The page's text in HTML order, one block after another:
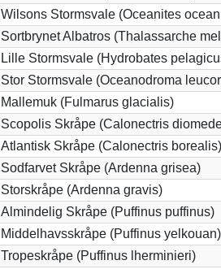
Wilsons Stormsvale (Oceanites
Sortbrynet Albatros (Thalassarche
Lille Stormsvale (Hydrobates
Stor Stormsvale (Oceanodroma
Mallemuk (Fulmarus glacialis)
Scopolis Skråpe (Calonectris
Atlantisk Skråpe (Calonectris borealis)
Sodfarvet Skråpe (Ardenna grisea)
Storskråpe (Ardenna gravis)
Almindelig Skråpe (Puffinus puffinus)
Middelhavsskråpe (Puffinus yelkouan)
Tropeskråpe (Puffinus lherminieri)